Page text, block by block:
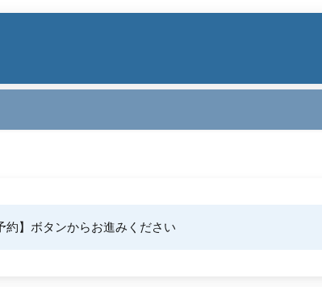
約】ボタンからお進みください